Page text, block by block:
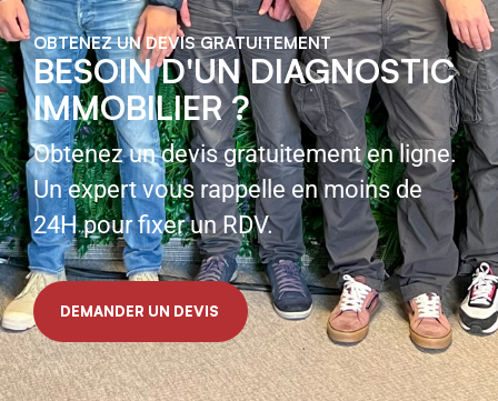
OBTENEZ UN DEVIS GRATUITEMENT
BESOIN D'UN DIAGNOSTIC
IMMOBILIER ?
Obtenez un devis gratuitement en ligne.
Un expert vous rappelle en moins de
24H pour fixer un RDV.
DEMANDER UN DEVIS